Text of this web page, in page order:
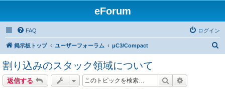
eForum
FAQ ログイン
掲示板トップ ユーザーフォーラム μC3/Compact
割り込みのスタック領域について
返信する 検索